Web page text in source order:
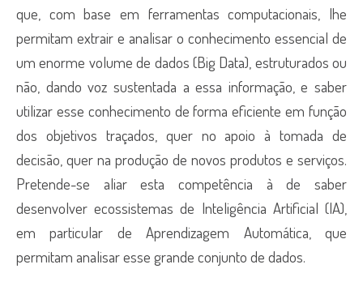
que, com base em ferramentas computacionais, lhe
permitam extrair e analisar o conhecimento essencial de
um enorme volume de dados (Big Data), estruturados ou
não, dando voz sustentada a essa informação, e saber
utilizar esse conhecimento de forma eficiente em função
dos objetivos traçados, quer no apoio à tomada de
decisão, quer na produção de novos produtos e serviços.
Pretende-se aliar esta competência à de saber
desenvolver ecossistemas de Inteligência Artificial (IA),
em particular de Aprendizagem Automática, que
permitam analisar esse grande conjunto de dados.